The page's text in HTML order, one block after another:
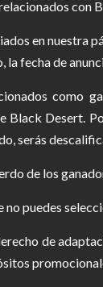
en nuestra
la fecha de
como
Black Desert.
serás
de los
no puedes
de